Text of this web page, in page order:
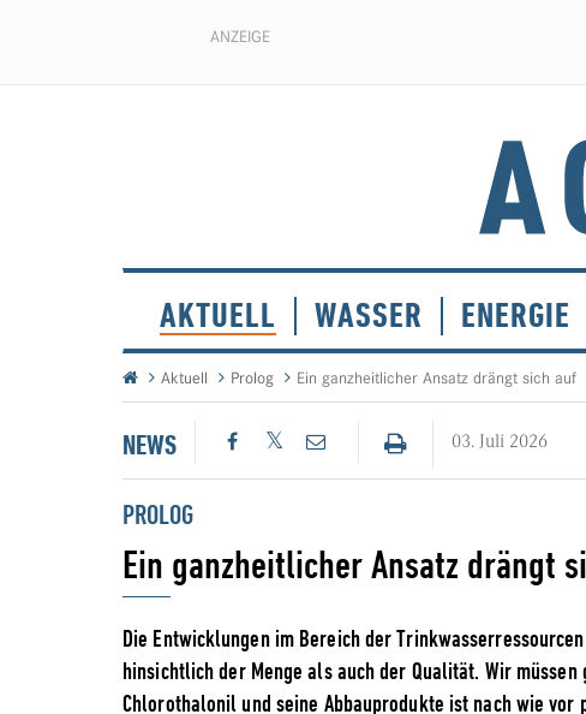
ANZEIGE
AKTUELL WASSER ENERGIE
Aktuell Prolog Ein ganzheitlicher Ansatz drängt sich auf
NEWS 03. Juli 2026
PROLOG
Ein ganzheitlicher Ansatz drängt
Die Entwicklungen im Bereich der
hinsichtlich der Menge als auch der Qualität. Wir
Chlorothalonil und seine Abbauprodukte ist nach wie vor